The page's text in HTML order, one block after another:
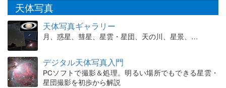
天体写真
天体写真ギャラリー
月、惑星、彗星、星雲・星団、天の川、星景、…
デジタル天体写真入門
PCソフトで撮影＆処理。明るい場所でもできる星雲・
星団撮影を初歩から解説